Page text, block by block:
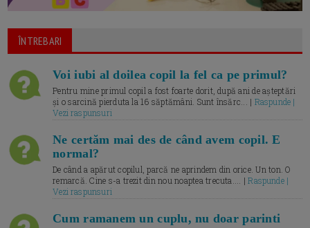
ÎNTREBARI
Voi iubi al doilea copil la fel ca pe primul?
Pentru mine primul copil a fost foarte dorit, după ani de așteptări
și o sarcină pierduta la 16 săptămâni. Sunt însărc... | Raspunde |
Vezi raspunsuri
Ne certăm mai des de când avem copil. E
normal?
De când a apărut copilul, parcă ne aprindem din orice. Un ton. O
remarcă. Cine s-a trezit din nou noaptea trecuta.... |Raspunde |
Vezi raspunsuri
Cum ramanem un cuplu, nu doar parinti